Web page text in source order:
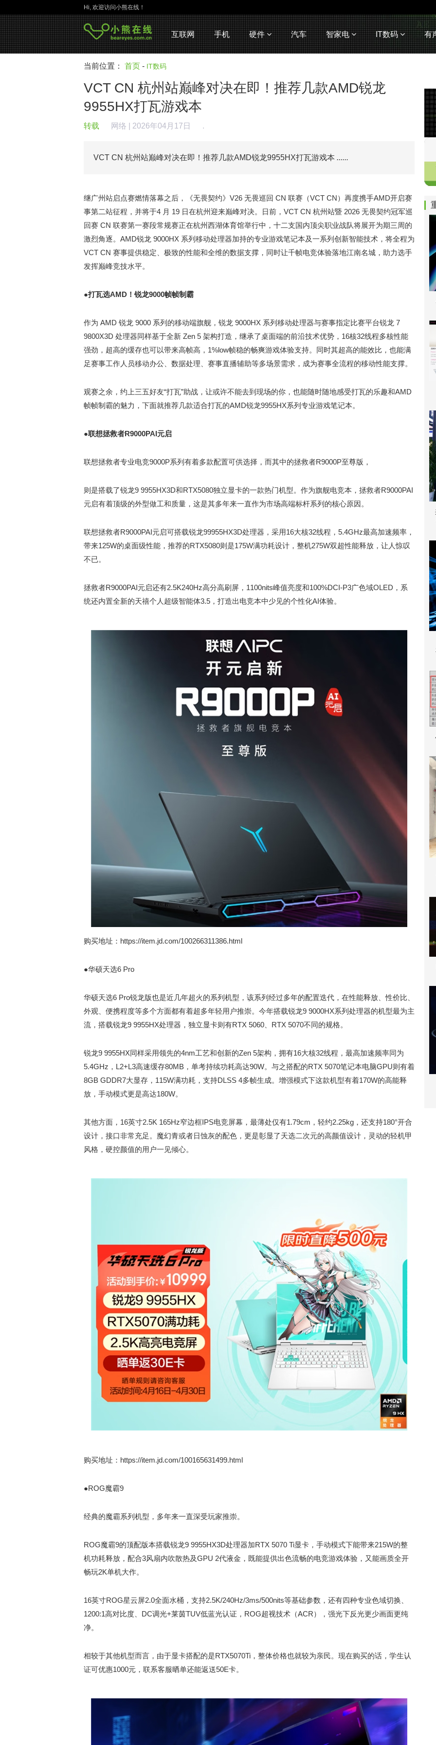
Hi, 欢迎访问小熊在线！
互联网 手机 硬件 汽车 智家电 IT数码 有
当前位置： 首页 - IT数码
VCT CN 杭州站巅峰对决在即！推荐几款AMD锐龙
9955HX打瓦游戏本
转载 网络 | 2026年04月17日 .
VCT CN 杭州站巅峰对决在即！推荐几款AMD锐龙9955HX打瓦游戏本 ......
继广州站启点赛燃情落幕之后，《无畏契约》V26 无畏巡回 CN 联赛（VCT CN）再度携手AMD开启赛
事第二站征程，并将于4 月 19 日在杭州迎来巅峰对决。日前，VCT CN 杭州站暨 2026 无畏契约冠军巡
回赛 CN 联赛第一赛段常规赛正在杭州西湖体育馆举行中，十二支国内顶尖职业战队将展开为期三周的
激烈角逐。AMD锐龙 9000HX 系列移动处理器加持的专业游戏笔记本及一系列创新智能技术，将全程为
VCT CN 赛事提供稳定、极致的性能和全维的数据支撑，同时让千帧电竞体验落地江南名城，助力选手
发挥巅峰竞技水平。
●打瓦选AMD ！ 锐龙9000帧帧制霸
作为 AMD 锐龙 9000 系列的移动端旗舰，锐龙 9000HX 系列移动处理器与赛事指定比赛平台锐龙 7
9800X3D 处理器同样基于全新 Zen 5 架构打造，继承了桌面端的前沿技术优势，16核32线程多核性能
强劲，超高的缓存也可以带来高帧高，1%low帧稳的畅爽游戏体验支持。同时其超高的能效比，也能满
足赛事工作人员移动办公、数据处理、赛事直播辅助等多场景需求，成为赛事全流程的移动性能支撑。
观赛之余，约上三五好友“打瓦”助战，让或许不能去到现场的你，也能随时随地感受打瓦的乐趣和AMD
帧帧制霸的魅力，下面就推荐几款适合打瓦的AMD锐龙9955HX系列专业游戏笔记本。
●联想拯救者R9000PAI元启
联想拯救者专业电竞9000P系列有着多款配置可供选择，而其中的拯救者R9000P至尊版，
则是搭载了锐龙9 9955HX3D和RTX5080独立显卡的一款热门机型。作为旗舰电竞本，拯救者R9000PAI
元启有着顶级的外型做工和质量，这是其多年来一直作为市场高端标杆系列的核心原因。
联想拯救者R9000PAI元启可搭载锐龙99955HX3D处理器，采用16大核32线程，5.4GHz最高加速频率，
带来125W的桌面级性能，推荐的RTX5080则是175W满功耗设计，整机275W双超性能释放，让人惊叹
不已。
拯救者R9000PAI元启还有2.5K240Hz高分高刷屏，1100nits峰值亮度和100%DCI-P3广色域OLED，系
统还内置全新的天禧个人超级智能体3.5，打造出电竞本中少见的个性化AI体验。
购买地址： https://item.jd.com/100266311386.html
●华硕天选6 Pro
华硕天选6 Pro锐龙版也是近几年超火的系列机型，该系列经过多年的配置迭代，在性能释放、性价比、
外观、便携程度等多个方面都有着超多年轻用户推崇。今年搭载锐龙9 9000HX系列处理器的机型最为主
流，搭载锐龙9 9955HX处理器，独立显卡则有RTX 5060、RTX 5070不同的规格。
锐龙9 9955HX同样采用领先的4nm工艺和创新的Zen 5架构，拥有16大核32线程，最高加速频率同为
5.4GHz，L2+L3高速缓存80MB，单考持续功耗高达90W。与之搭配的RTX 5070笔记本电脑GPU则有着
8GB GDDR7大显存，115W满功耗，支持DLSS 4多帧生成。增强模式下这款机型有着170W的高能释
放，手动模式更是高达180W。
其他方面，16英寸2.5K 165Hz窄边框IPS电竞屏幕，最薄处仅有1.79cm，轻约2.25kg，还支持180°开合
设计，接口非常充足。魔幻青或者日蚀灰的配色，更是彰显了天选二次元的高颜值设计，灵动的轻机甲
风格，硬控颜值的用户一见倾心。
购买地址： https://item.jd.com/100165631499.html
●ROG魔霸9
经典的魔霸系列机型，多年来一直深受玩家推崇。
ROG魔霸9的顶配版本搭载锐龙9 9955HX3D处理器加RTX 5070 Ti显卡，手动模式下能带来215W的整
机功耗释放，配合3风扇内吹散热及GPU 2代液金，既能提供出色流畅的电竞游戏体验，又能画质全开
畅玩2K单机大作。
16英寸ROG星云屏2.0全面水桶，支持2.5K/240Hz/3ms/500nits等基础参数，还有四种专业色域切换、
1200:1高对比度、DC调光+莱茵TUV低蓝光认证，ROG超视技术（ACR），强光下反光更少画面更纯
净。
相较于其他机型而言，由于显卡搭配的是RTX5070Ti，整体价格也就较为亲民。现在购买的话，学生认
证可优惠1000元，联系客服晒单还能返送50E卡。